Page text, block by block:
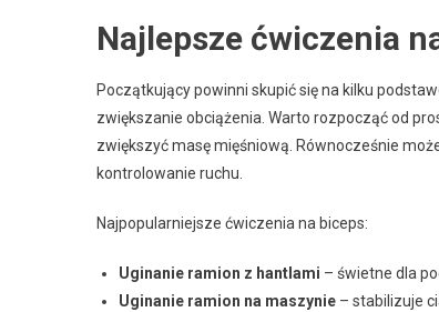
Najlepsze ćwiczenia
Początkujący powinni skupić się na kilku
zwiększanie obciążenia. Warto rozpocząć od
zwiększyć masę mięśniową. Równocześnie
kontrolowanie ruchu.
Najpopularniejsze ćwiczenia na biceps:
Uginanie ramion z hantlami – świetne dla
Uginanie ramion na maszynie – stabilizuje